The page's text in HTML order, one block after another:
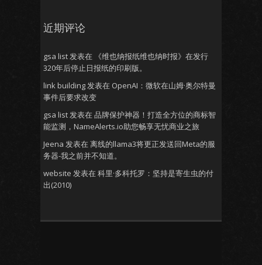
近期评论
gsa list发表在
《维也纳报纸维也纳时报》在发行
320年后停止日报纸的印刷版。
link building发表在 OpenAI：微软在山姆·奥尔特曼
事件后要求改变
gsa list发表在 品牌保护神器！打造全方位的商标智
能监测，NameAlerts.io助您畅享无忧商业之旅
Jeena 发表在 离线的llama3将更正发送回Meta的服
务器-我之前并不知道。
website 发表在 科里·多科托罗：坚持是寄生虫的付
出(2010)